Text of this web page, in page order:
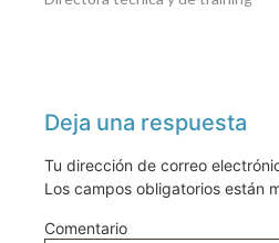
Deja una respuesta
Tu dirección de correo
Los campos obligatorios están
Comentario